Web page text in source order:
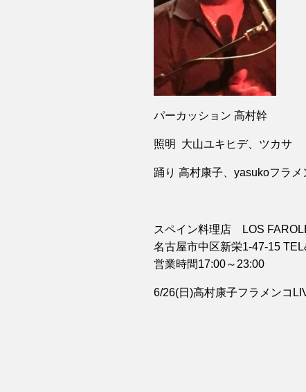
パーカッション 高村幹
照明 大山ユキヒデ、ツカサ
踊り 高村康子、yasukoフラメ
スペイン料理店 LOS
名古屋市中区新栄1-47-15
営業時間17:00～ 23:00
6/26(日)高村康子フラメンコ